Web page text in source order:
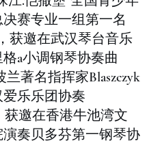
赛专业一组第一名
获邀在武汉琴台音乐
a小调钢琴协奏曲
兰著名指挥家Blaszczyk
乐乐团协奏
获邀在香港牛池湾文
奏贝多芬第一钢琴协